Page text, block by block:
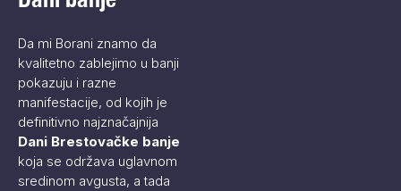
Da mi Borani znamo da
kvalitetno zablejimo u banji
pokazuju i razne
manifestacije, od kojih je
definitivno najznačajnija
Dani Brestovačke banje
koja se održava uglavnom
sredinom avgusta, a tada